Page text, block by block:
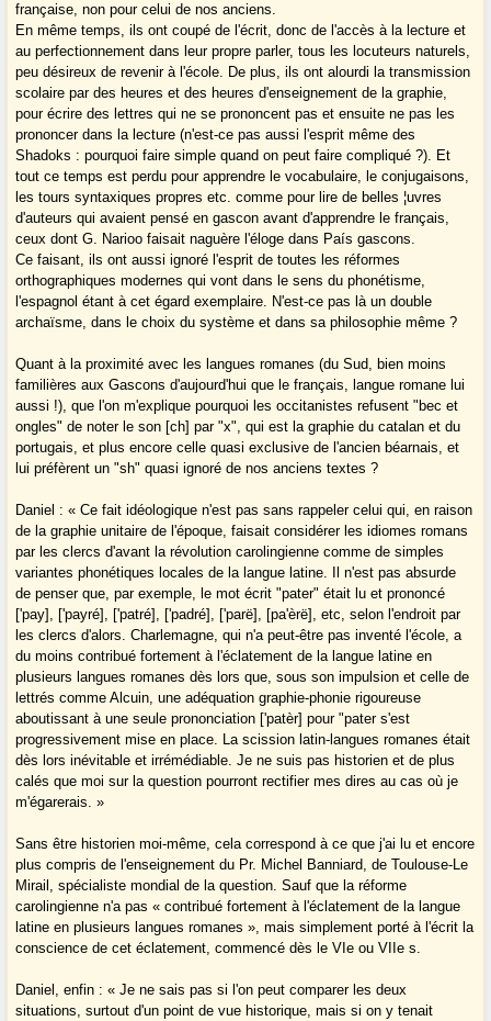
française, non pour celui de nos anciens.
En même temps, ils ont coupé de l'écrit, donc de l'accès à la lecture et
au perfectionnement dans leur propre parler, tous les locuteurs naturels,
peu désireux de revenir à l'école. De plus, ils ont alourdi la transmission
scolaire par des heures et des heures d'enseignement de la graphie,
pour écrire des lettres qui ne se prononcent pas et ensuite ne pas les
prononcer dans la lecture (n'est-ce pas aussi l'esprit même des
Shadoks : pourquoi faire simple quand on peut faire compliqué ?). Et
tout ce temps est perdu pour apprendre le vocabulaire, le conjugaisons,
les tours syntaxiques propres etc. comme pour lire de belles ¦uvres
d'auteurs qui avaient pensé en gascon avant d'apprendre le français,
ceux dont G. Narioo faisait naguère l'éloge dans País gascons.
Ce faisant, ils ont aussi ignoré l'esprit de toutes les réformes
orthographiques modernes qui vont dans le sens du phonétisme,
l'espagnol étant à cet égard exemplaire. N'est-ce pas là un double
archaïsme, dans le choix du système et dans sa philosophie même ?
Quant à la proximité avec les langues romanes (du Sud, bien moins
familières aux Gascons d'aujourd'hui que le français, langue romane lui
aussi !), que l'on m'explique pourquoi les occitanistes refusent "bec et
ongles" de noter le son [ch] par "x", qui est la graphie du catalan et du
portugais, et plus encore celle quasi exclusive de l'ancien béarnais, et
lui préfèrent un "sh" quasi ignoré de nos anciens textes ?
Daniel : « Ce fait idéologique n'est pas sans rappeler celui qui, en raison
de la graphie unitaire de l'époque, faisait considérer les idiomes romans
par les clercs d'avant la révolution carolingienne comme de simples
variantes phonétiques locales de la langue latine. Il n'est pas absurde
de penser que, par exemple, le mot écrit "pater" était lu et prononcé
['pay], ['payré], ['patré], ['padré], ['parë], [pa'èrë], etc, selon l'endroit par
les clercs d'alors. Charlemagne, qui n'a peut-être pas inventé l'école, a
du moins contribué fortement à l'éclatement de la langue latine en
plusieurs langues romanes dès lors que, sous son impulsion et celle de
lettrés comme Alcuin, une adéquation graphie-phonie rigoureuse
aboutissant à une seule prononciation ['patèr] pour "pater s'est
progressivement mise en place. La scission latin-langues romanes était
dès lors inévitable et irrémédiable. Je ne suis pas historien et de plus
calés que moi sur la question pourront rectifier mes dires au cas où je
m'égarerais. »
Sans être historien moi-même, cela correspond à ce que j'ai lu et encore
plus compris de l'enseignement du Pr. Michel Banniard, de Toulouse-Le
Mirail, spécialiste mondial de la question. Sauf que la réforme
carolingienne n'a pas « contribué fortement à l'éclatement de la langue
latine en plusieurs langues romanes », mais simplement porté à l'écrit la
conscience de cet éclatement, commencé dès le VIe ou VIIe s.
Daniel, enfin : « Je ne sais pas si l'on peut comparer les deux
situations, surtout d'un point de vue historique, mais si on y tenait